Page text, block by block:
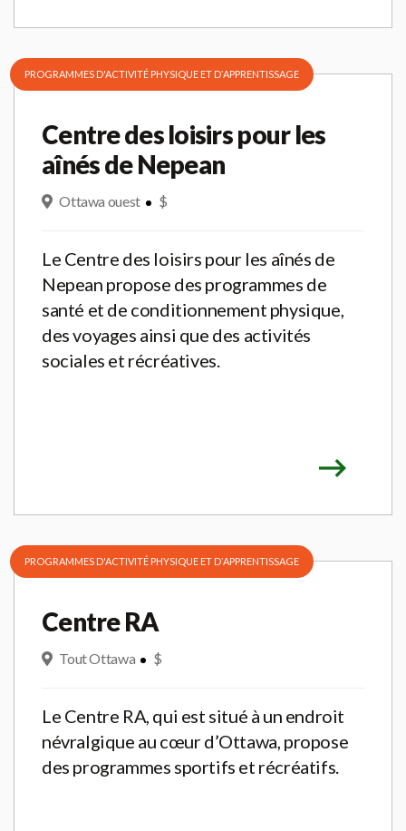
PROGRAMMES D'ACTIVITÉ PHYSIQUE ET DʼAPPRENTISSAGE
Centre des loisirs pour les
aînés de Nepean
Ottawa ouest $
Le Centre des loisirs pour les aînés de
Nepean propose des programmes de
santé et de conditionnement physique,
des voyages ainsi que des activités
sociales et récréatives.
PROGRAMMES D'ACTIVITÉ PHYSIQUE ET DʼAPPRENTISSAGE
Centre RA
Tout Ottawa $
Le Centre RA, qui est situé à un endroit
névralgique au cœur d’Ottawa, propose
des programmes sportifs et récréatifs.